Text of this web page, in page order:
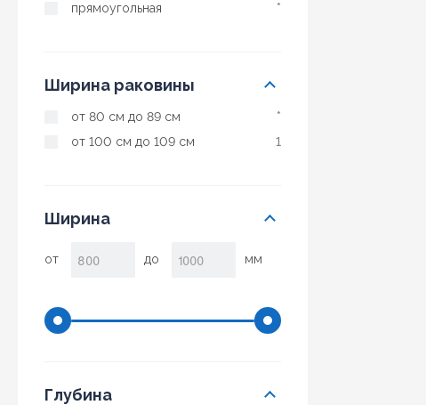
прямоугольная *
Ширина раковины
от 80 см до 89 см
*
от 100 см до 109 см
1
Ширина
от до мм
Глубина